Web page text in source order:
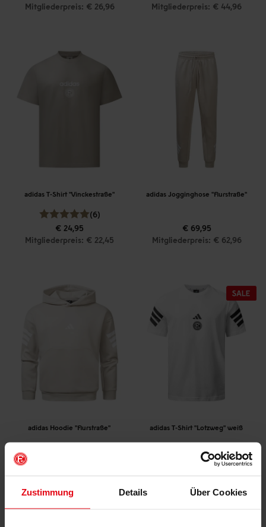
Zustimmung Details Über Cookies
Mitgliederpreis: € 26,96
Mitgliederpreis: € 44,96
adidas T-Shirt "Vinckestraße"
(6)
€ 24,95
Mitgliederpreis: € 22,45
adidas Jogginghose "Flurstraße"
€ 69,95
Mitgliederpreis: € 62,96
adidas Hoodie "Flurstraße" adidas T-Shirt "Lotzweg" weiß
€ 29,95